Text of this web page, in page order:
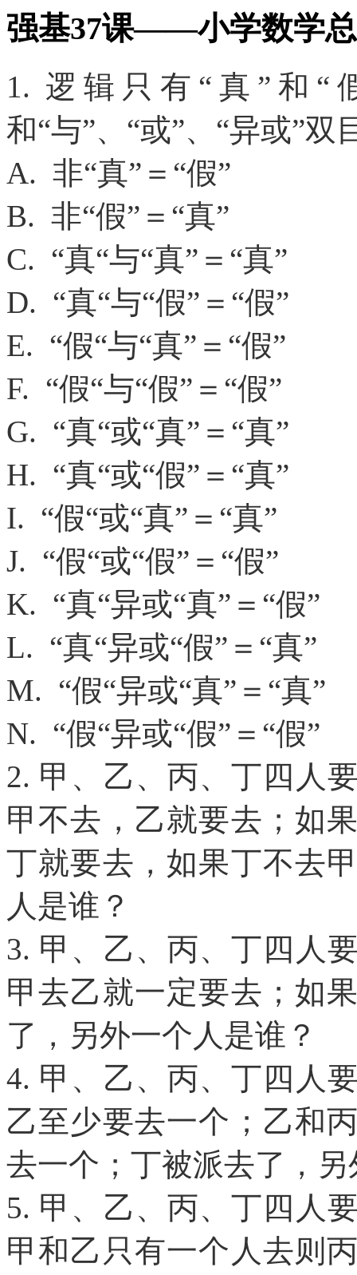
强基37课——小学数学
1. 逻辑只有“真”和“
和“与”、“或”、“异或”
A. 非“真”＝“假”
B. 非“假”＝“真”
C. “真“与“真”＝“真”
D. “真“与“假”＝“假”
E. “假“与“真”＝“假”
F. “假“与“假”＝“假”
G. “真“或“真”＝“真”
H. “真“或“假”＝“真”
I. “假“或“真”＝“真”
J. “假“或“假”＝“假”
K. “真“异或“真”＝“假”
L. “真“异或“假”＝“真”
M. “假“异或“真”＝“真”
N. “假“异或“假”＝“假”
2. 甲、乙、丙、丁四人
甲不去，乙就要去；如
丁就要去，如果丁不去
人是谁？
3. 甲、乙、丙、丁四人
甲去乙就一定要去；如
了，另外一个人是谁？
4. 甲、乙、丙、丁四人
乙至少要去一个；乙和
去一个；丁被派去了，
5. 甲、乙、丙、丁四人
甲和乙只有一个人去则